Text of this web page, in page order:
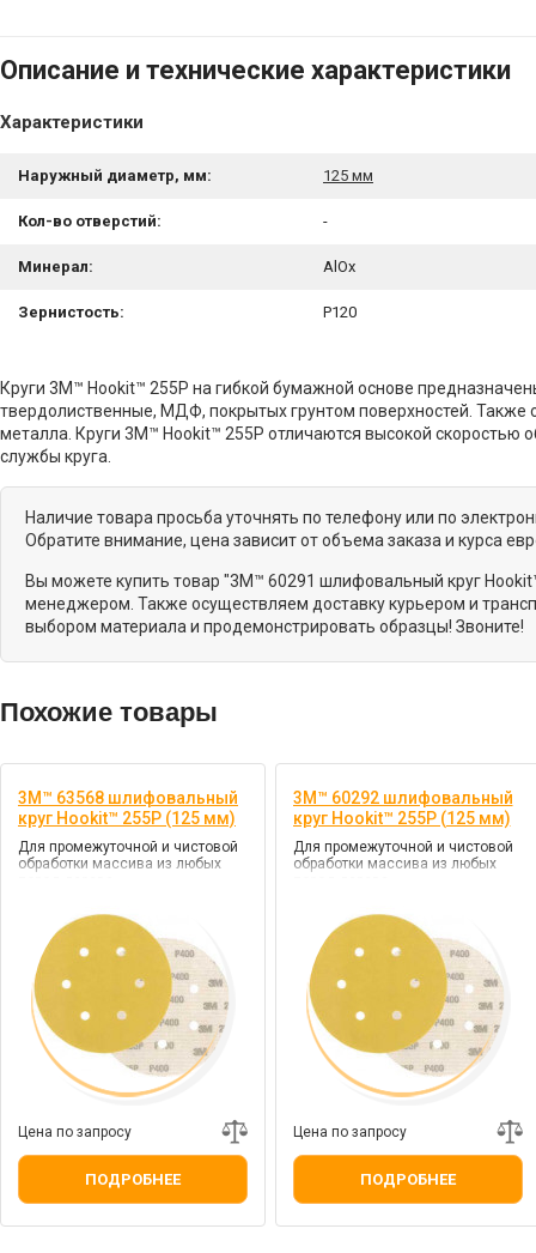
Описание и технические характеристики
Характеристики
Наружный диаметр, мм: 125 мм
Кол-во отверстий: -
Минерал: AlOx
Зернистость: P120
Круги 3M™ Hookit™ 255P на гибкой бумажной основе
твердолиственные, МДФ, покрытых грунтом поверхностей. Также
металла. Круги 3M™ Hookit™ 255P отличаются высокой
службы круга.
Наличие товара просьба уточнять по телефону или по
Обратите внимание, цена зависит от объема заказа и курса
Вы можете купить товар "3M™ 60291 шлифовальный круг
менеджером. Также осуществляем доставку курьером и
выбором материала и продемонстрировать образцы! Звоните!
Похожие товары
3M™ 63568 шлифовальный
круг Hookit™ 255P (125 мм)
Для промежуточной и чистовой
обработки массива из любых
Цена по запросу
ПОДРОБНЕЕ
3M™ 60292 шлифовальный
круг Hookit™ 255P (125 мм)
Для промежуточной и чистовой
обработки массива из любых
Цена по запросу
ПОДРОБНЕЕ